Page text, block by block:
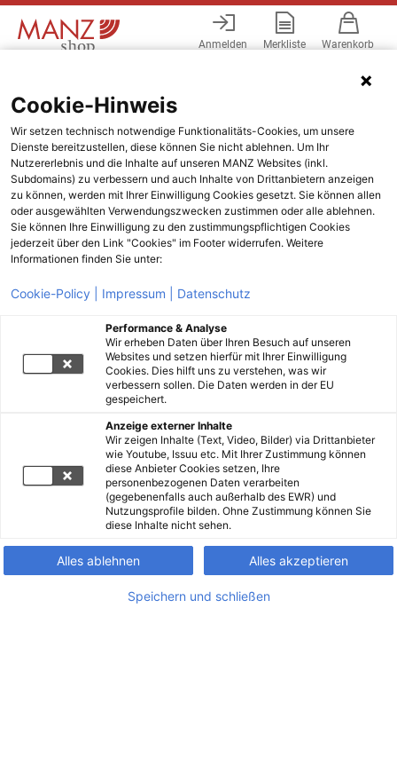
Anmelden Merkliste Warenkorb
Cookie-Hinweis
Wir setzen technisch notwendige Funktionalitäts-Cookies, um unsere
Dienste bereitzustellen, diese können Sie nicht ablehnen. Um Ihr
Nutzererlebnis und die Inhalte auf unseren MANZ Websites (inkl.
Subdomains) zu verbessern und auch Inhalte von Drittanbietern anzeigen
zu können, werden mit Ihrer Einwilligung Cookies gesetzt. Sie können allen
oder ausgewählten Verwendungszwecken zustimmen oder alle ablehnen.
Sie können Ihre Einwilligung zu den zustimmungspflichtigen Cookies
jederzeit über den Link "Cookies" im Footer widerrufen. Weitere
Informationen finden Sie unter:
Cookie-Policy | Impressum | Datenschutz
Performance & Analyse
Wir erheben Daten über Ihren Besuch auf unseren
Websites und setzen hierfür mit Ihrer Einwilligung
Cookies. Dies hilft uns zu verstehen, was wir
verbessern sollen. Die Daten werden in der EU
gespeichert.
Anzeige externer Inhalte
Wir zeigen Inhalte (Text, Video, Bilder) via Drittanbieter
wie Youtube, Issuu etc. Mit Ihrer Zustimmung können
diese Anbieter Cookies setzen, Ihre
personenbezogenen Daten verarbeiten
(gegebenenfalls auch außerhalb des EWR) und
Nutzungsprofile bilden. Ohne Zustimmung können Sie
diese Inhalte nicht sehen.
Alles ablehnen Alles akzeptieren
Speichern und schließen